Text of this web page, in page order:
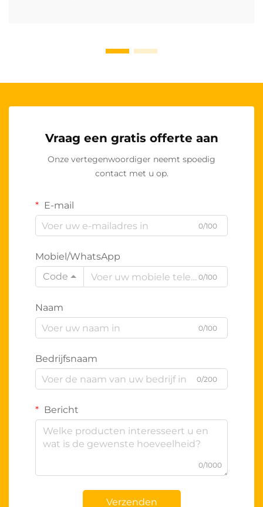
Vraag een gratis offerte aan
Onze vertegenwoordiger neemt spoedig
contact met u op.
E-mail
0/100
Mobiel/WhatsApp
Code
0/100
Naam
0/100
Bedrijfsnaam
0/200
Bericht
0/1000
Verzenden